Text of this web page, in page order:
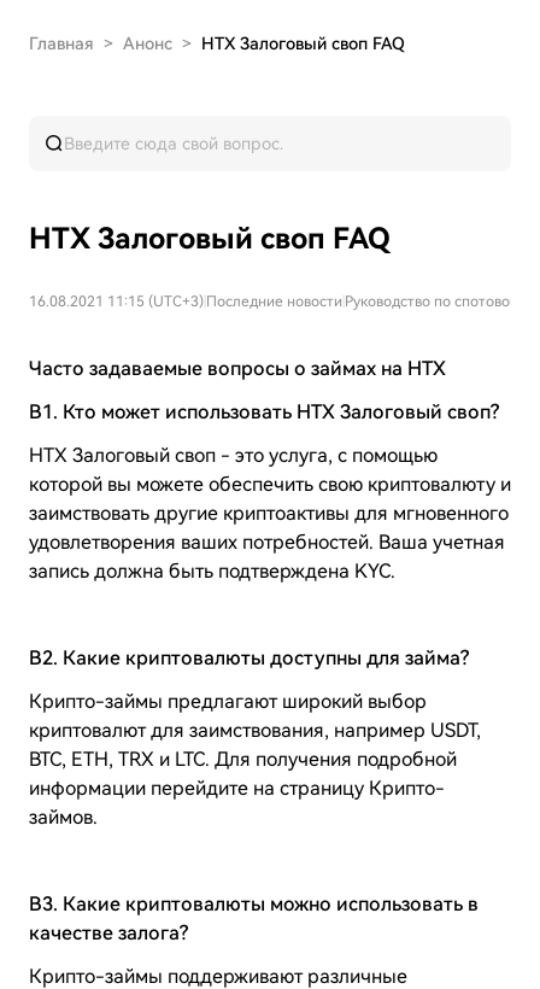
Главная > Анонс > HTX Залоговый своп FAQ
HTX Залоговый своп FAQ
16.08.2021 11:15 (UTC+3) Последние новости Руководство по спотовой
Часто задаваемые вопросы о займах на HTX
B1. Кто может использовать HTX Залоговый своп?
HTX Залоговый своп - это услуга, с помощью
которой вы можете обеспечить свою криптовалюту и
заимствовать другие криптоактивы для мгновенного
удовлетворения ваших потребностей. Ваша учетная
запись должна быть подтверждена KYC.
B2. Какие криптовалюты доступны для займа?
Крипто-займы предлагают широкий выбор
криптовалют для заимствования, например USDT,
BTC, ETH, TRX и LTC. Для получения подробной
информации перейдите на страницу Крипто-
займов.
B3. Какие криптовалюты можно использовать в
качестве залога?
Крипто-займы поддерживают различные